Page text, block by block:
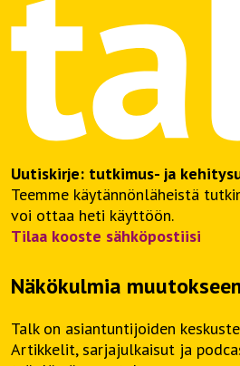
Uutiskirje: tutkimus- ja
Teemme käytännönläheistä
voi ottaa heti käyttöön.
Tilaa kooste sähköpostiisi
Näkökulmia
Talk on asiantuntijoiden
Artikkelit, sarjajulkaisut ja